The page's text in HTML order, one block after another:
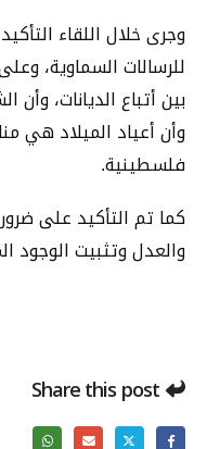
وجرى خلال اللقاء
للرسالات السماوية،
بين أتباع الديانات،
وأن أعياد الميلاد هي
فلسطينية.
كما تم التأكيد على
والعدل وتثبيت
Share this post